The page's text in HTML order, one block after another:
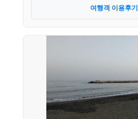
여행객 이용후기